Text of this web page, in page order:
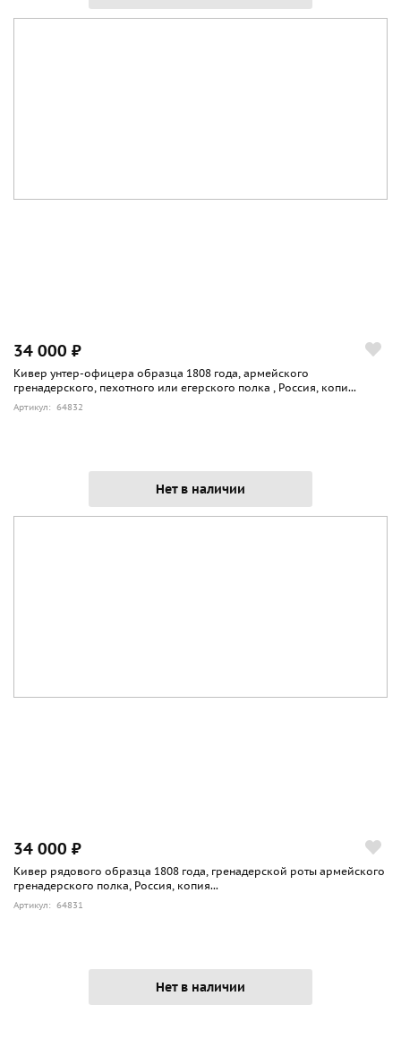
34 000 ₽
Кивер унтер-офицера образца 1808 года, армейского
гренадерского, пехотного или егерского полка , Россия, копи...
Артикул: 64832
Нет в наличии
34 000 ₽
Кивер рядового образца 1808 года, гренадерской роты армейского
гренадерского полка, Россия, копия...
Артикул: 64831
Нет в наличии